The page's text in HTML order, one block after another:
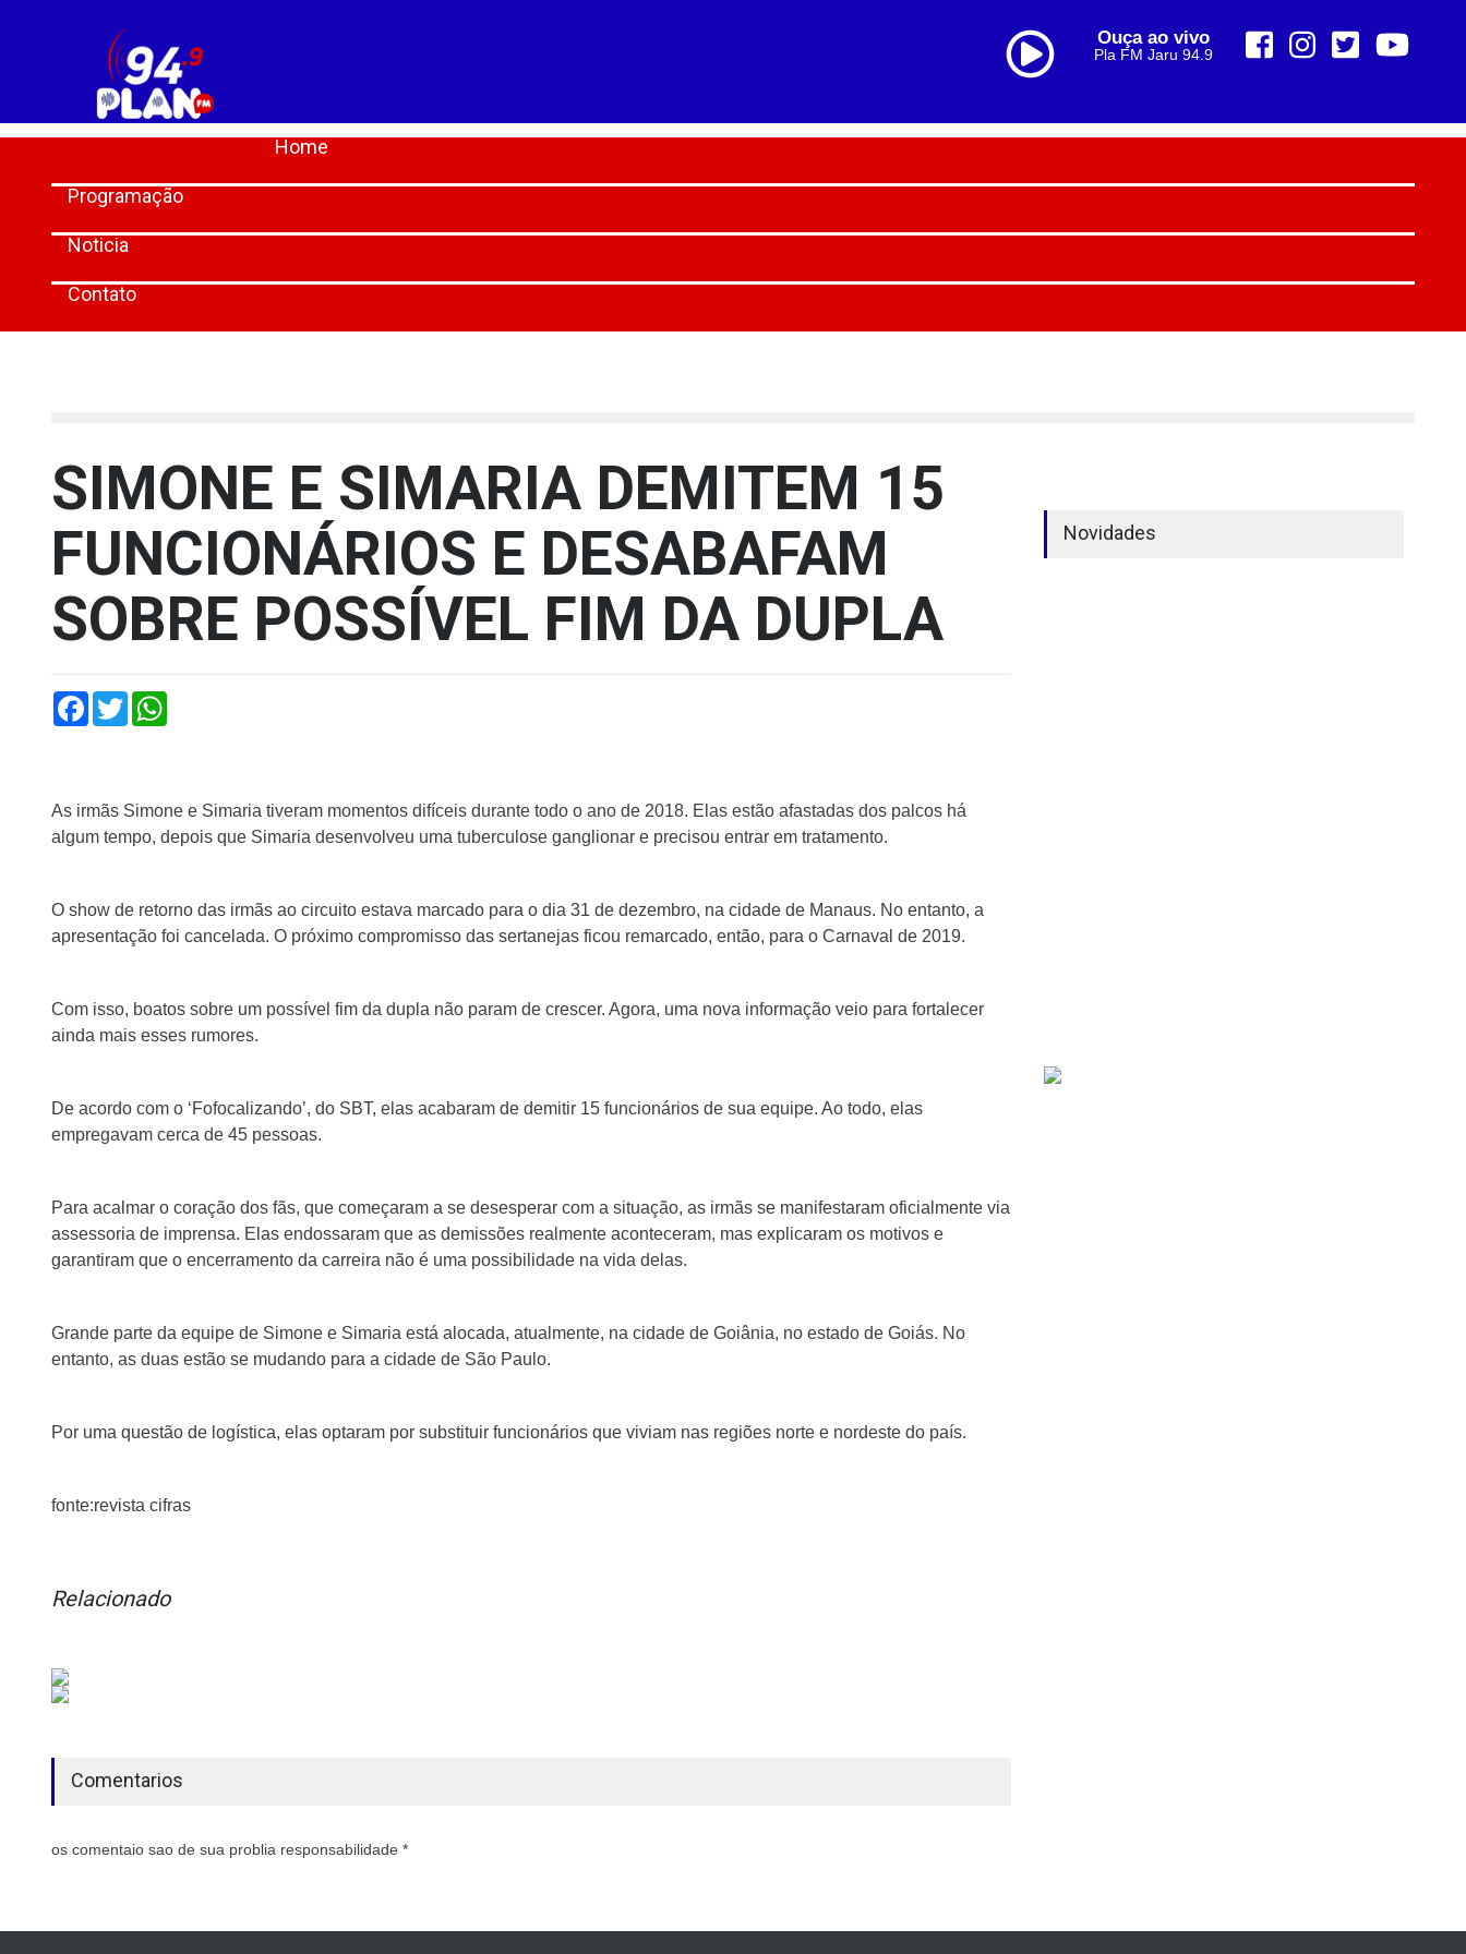
Ouça ao vivo
Pla FM Jaru 94.9
Home
Programação
Noticia
Contato
SIMONE E SIMARIA DEMITEM 15
FUNCIONÁRIOS E DESABAFAM
SOBRE POSSÍVEL FIM DA DUPLA
Facebook
Twitter
As irmãs Simone e Simaria tiveram momentos difíceis durante todo o ano de 2018. Elas estão afastadas dos palcos há
algum tempo, depois que Simaria desenvolveu uma tuberculose ganglionar e precisou entrar em tratamento.
O show de retorno das irmãs ao circuito estava marcado para o dia 31 de dezembro, na cidade de Manaus. No entanto, a
apresentação foi cancelada. O próximo compromisso das sertanejas ficou remarcado, então, para o Carnaval de 2019.
Com isso, boatos sobre um possível fim da dupla não param de crescer. Agora, uma nova informação veio para fortalecer
ainda mais esses rumores.
De acordo com o ‘Fofocalizando’, do SBT, elas acabaram de demitir 15 funcionários de sua equipe. Ao todo, elas
empregavam cerca de 45 pessoas.
Para acalmar o coração dos fãs, que começaram a se desesperar com a situação, as irmãs se manifestaram oficialmente via
assessoria de imprensa. Elas endossaram que as demissões realmente aconteceram, mas explicaram os motivos e
garantiram que o encerramento da carreira não é uma possibilidade na vida delas.
Grande parte da equipe de Simone e Simaria está alocada, atualmente, na cidade de Goiânia, no estado de Goiás. No
entanto, as duas estão se mudando para a cidade de São Paulo.
Por uma questão de logística, elas optaram por substituir funcionários que viviam nas regiões norte e nordeste do país.
fonte:revista cifras
Relacionado
Comentarios
os comentaio sao de sua problia responsabilidade *
Novidades